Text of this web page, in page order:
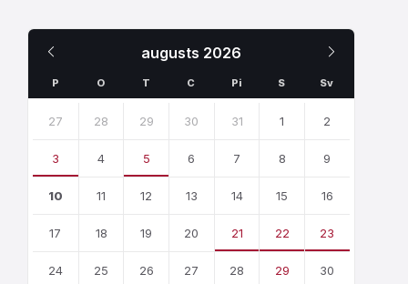
augusts 2026
Mēnesis
P O T C Pi S Sv
calendar
27 28 29 30 31 1 2
3 4 5 6 7 8 9
10 11 12 13 14 15 16
17 18 19 20 21 22 23
24 25 26 27 28 29 30